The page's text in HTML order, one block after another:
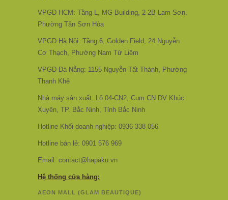
VPGD HCM: Tầng L, MG Building, 2-2B Lam Sơn,
Phường Tân Sơn Hòa
VPGD Hà Nội: Tầng 6, Golden Field, 24 Nguyễn
Cơ Thạch, Phường Nam Từ Liêm
VPGD Đà Nẵng: 1155 Nguyễn Tất Thành, Phường
Thanh Khê
Nhà máy sản xuất: Lô 04-CN2, Cụm CN DV Khúc
Xuyên, TP. Bắc Ninh, Tỉnh Bắc Ninh
Hotline Khối doanh nghiệp: 0936 338 056
Hotline bán lẻ: 0901 576 969
Email: contact@hapaku.vn
Hệ thống cửa hàng:
AEON MALL (GLAM BEAUTIQUE)